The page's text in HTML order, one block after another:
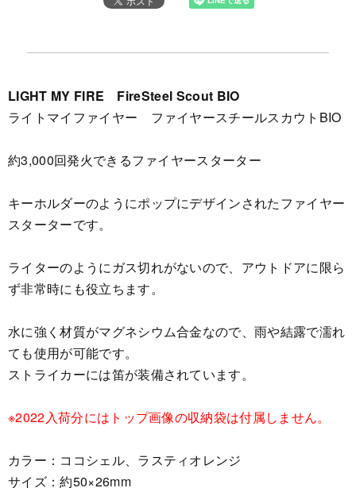
LIGHT MY FIRE FireSteel Scout BIO
ライトマイファイヤー ファイヤースチールスカウトBIO
約3,000回発火できるファイヤースターター
キーホルダーのようにポップにデザインされたファイヤー
スターターです。
ライターのようにガス切れがないので、アウトドアに限ら
ず非常時にも役立ちます。
水に強く材質がマグネシウム合金なので、雨や結露で濡れ
ても使用が可能です。
ストライカーには笛が装備されています。
※2022入荷分にはトップ画像の収納袋は付属しません。
カラー：ココシェル、ラスティオレンジ
サイズ：約50×26mm